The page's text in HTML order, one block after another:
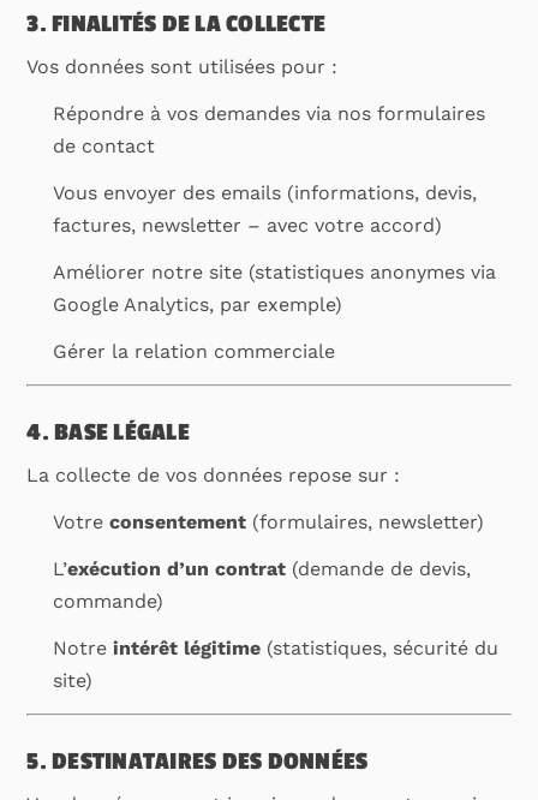
3. FINALITÉS DE LA COLLECTE
Vos données sont utilisées pour :
Répondre à vos demandes via nos formulaires
de contact
Vous envoyer des emails (informations, devis,
factures, newsletter – avec votre accord)
Améliorer notre site (statistiques anonymes via
Google Analytics, par exemple)
Gérer la relation commerciale
4. BASE LÉGALE
La collecte de vos données repose sur :
Votreconsentement (formulaires, newsletter)
L’exécution d’un contrat (demande de devis,
commande)
Notreintérêt légitime (statistiques, sécurité du
site)
5. DESTINATAIRES DES DONNÉES